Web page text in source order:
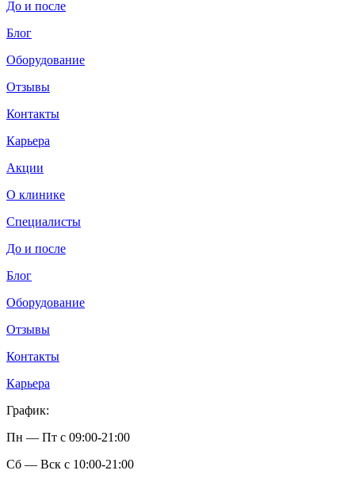
До и после
Блог
Оборудование
Отзывы
Контакты
Карьера
Акции
О клинике
Специалисты
До и после
Блог
Оборудование
Отзывы
Контакты
Карьера
График:
Пн — Пт с 09:00-21:00
Сб — Вск c 10:00-21:00